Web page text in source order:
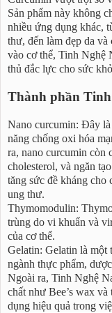
Sản phẩm này không
nhiều ứng dụng khác,
thư, đến làm đẹp da
vào cơ thể, Tinh Nghệ
thủ đắc lực cho sức
Thành phần
Nano curcumin: Đây
năng chống oxi hóa
ra, nano curcumin còn
cholesterol, và ngăn
tăng sức đề kháng cho
ung thư.
Thymomodulin:
trùng do vi khuẩn và
của cơ thể.
Gelatin: Gelatin là một
ngành thực phẩm,
Ngoài ra, Tinh Nghệ
chất như Bee’s wax
dụng hiệu quả trong